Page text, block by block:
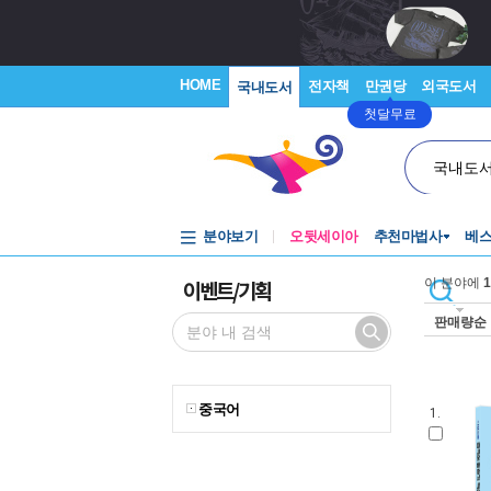
HOME 국내도서 전자책 만권당
첫달무료
외국도서
국내도
분야보기 오뒷세이아 추천마법사 베
이벤트/기획
중국어
이 분야에
판매량순
1.